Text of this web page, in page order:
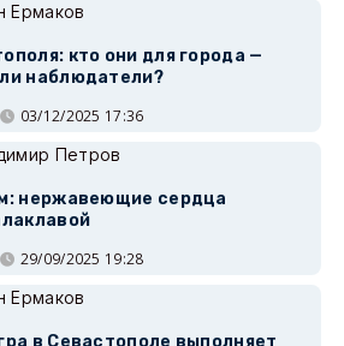
Ермаков
кто они для города —
наблюдатели?
03/12/2025 17:36
Петров
нержавеющие сердца
29/09/2025 19:28
Ермаков
в Севастополе выполняет